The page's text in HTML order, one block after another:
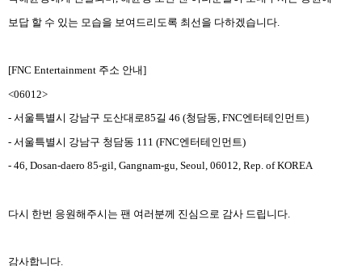
보답 할 수 있는 모습을 보여드리도록 최선을 다하겠습니다
[FNC Entertainment 주소 안내]
<06012>
- 서울특별시 강남구 도산대로85길 46 (청담동, FNC엔터테인먼트)
- 서울특별시 강남구 청담동 111 (FNC엔터테인먼트)
- 46, Dosan-daero 85-gil, Gangnam-gu, Seoul, 06012, Rep. of KOREA
다시 한번 응원해주시는 팬 여러분께 진심으로 감사 드립니다
감사합니다.